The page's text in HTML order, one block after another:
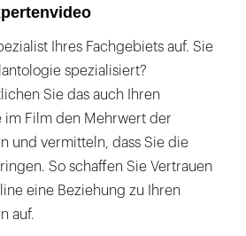
Ihres Fachgebiets auf. Sie
spezialisiert?
Sie das auch Ihren
im Film den Mehrwert der
und vermitteln, dass Sie die
So schaffen Sie Vertrauen
eine Beziehung zu Ihren
auf.